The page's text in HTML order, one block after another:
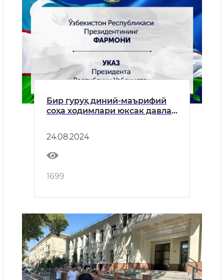
Бир гуруҳ диний-маърифий
соҳа ходимлари юксак давлат
24.08.2024
1699